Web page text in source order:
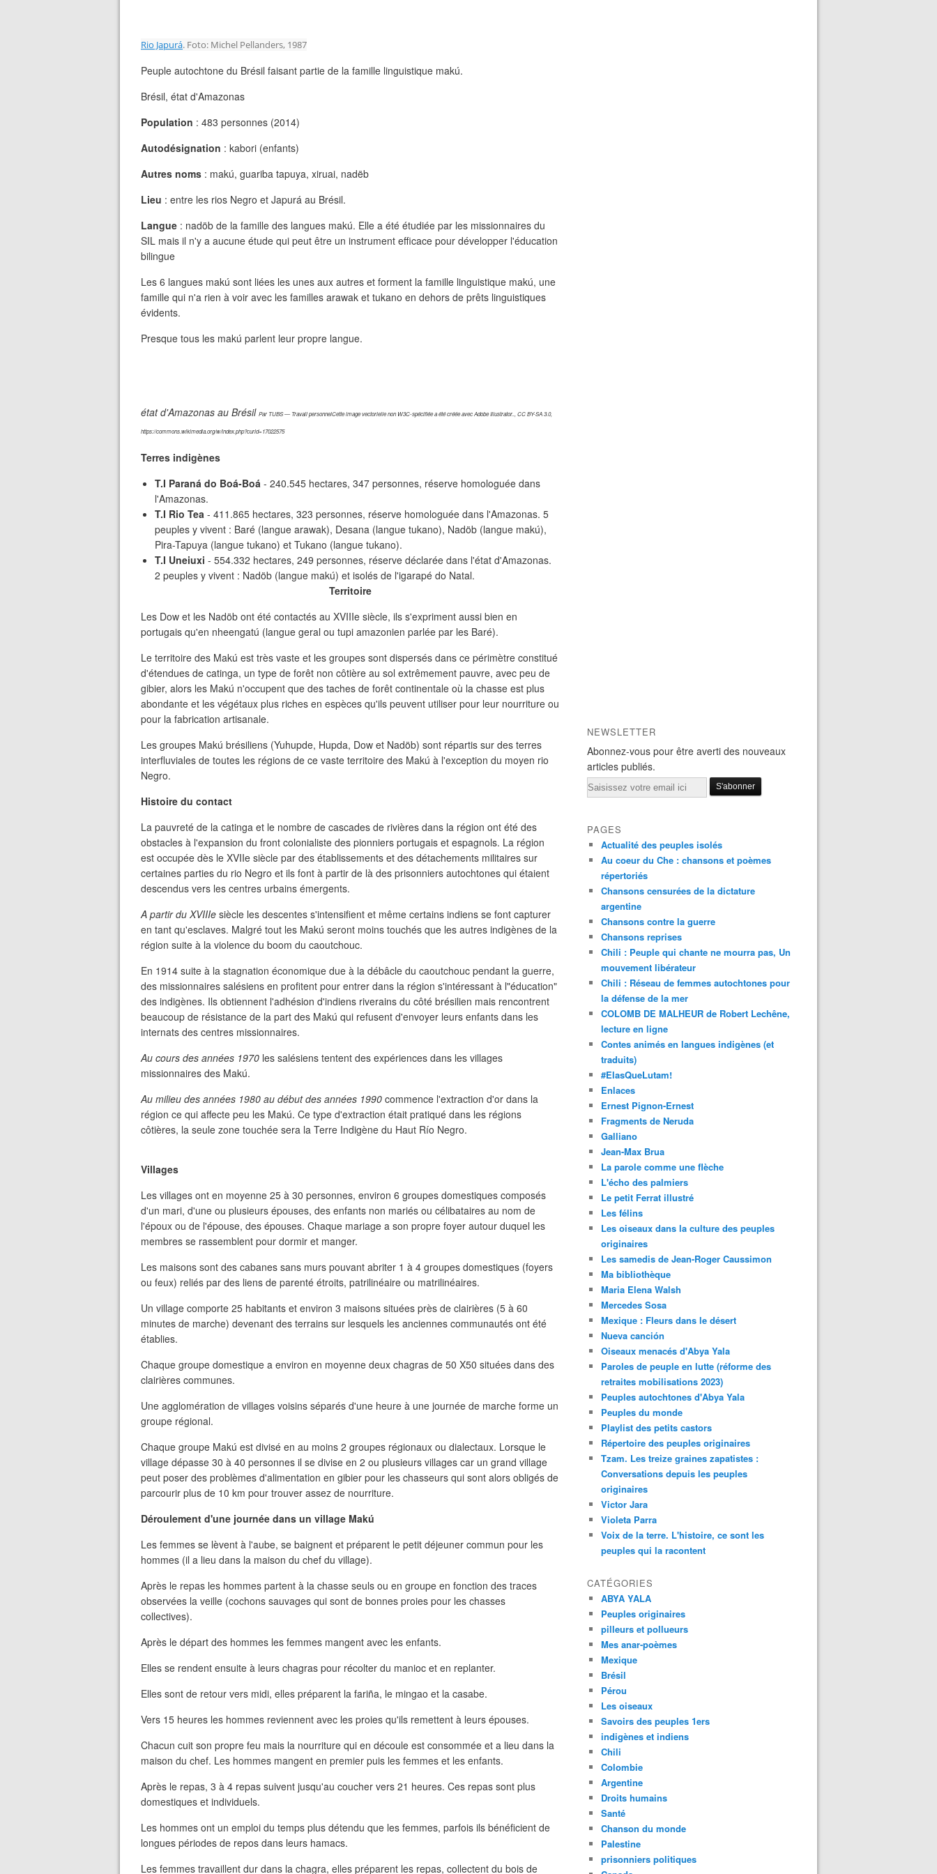
Rio Japurá. Foto: Michel Pellanders, 1987
Peuple autochtone du Brésil faisant partie de la famille linguistique makú.
Brésil, état d'Amazonas
Population : 483 personnes (2014)
Autodésignation : kabori (enfants)
Autres noms : makú, guariba tapuya, xiruai, nadëb
Lieu : entre les rios Negro et Japurá au Brésil.
Langue : nadöb de la famille des langues makú. Elle a été étudiée par les missionnaires du
SIL mais il n'y a aucune étude qui peut être un instrument efficace pour développer l'éducation
bilingue
Les 6 langues makú sont liées les unes aux autres et forment la famille linguistique makú, une
famille qui n'a rien à voir avec les familles arawak et tukano en dehors de prêts linguistiques
évidents.
Presque tous les makú parlent leur propre langue.
état d'Amazonas au Brésil Par TUBS — Travail personnelCette image vectorielle non W3C-spécifiée a été créée avec Adobe Illustrator.., CC BY-SA 3.0,
https://commons.wikimedia.org/w/index.php?curid=17022575
Terres indigènes
T.I Paraná do Boá-Boá - 240.545 hectares, 347 personnes, réserve homologuée dans
l'Amazonas.
T.I Rio Tea - 411.865 hectares, 323 personnes, réserve homologuée dans l'Amazonas. 5
peuples y vivent : Baré (langue arawak), Desana (langue tukano), Nadöb (langue makú),
Pira-Tapuya (langue tukano) et Tukano (langue tukano).
T.I Uneiuxi - 554.332 hectares, 249 personnes, réserve déclarée dans l'état d'Amazonas.
2 peuples y vivent : Nadöb (langue makú) et isolés de l'igarapé do Natal.
Territoire
Les Dow et les Nadöb ont été contactés au XVIIIe siècle, ils s'expriment aussi bien en
portugais qu'en nheengatú (langue geral ou tupi amazonien parlée par les Baré).
Le territoire des Makú est très vaste et les groupes sont dispersés dans ce périmètre constitué
d'étendues de catinga, un type de forêt non côtière au sol extrêmement pauvre, avec peu de
gibier, alors les Makú n'occupent que des taches de forêt continentale où la chasse est plus
abondante et les végétaux plus riches en espèces qu'ils peuvent utiliser pour leur nourriture ou
pour la fabrication artisanale.
Les groupes Makú brésiliens (Yuhupde, Hupda, Dow et Nadöb) sont répartis sur des terres
interfluviales de toutes les régions de ce vaste territoire des Makú à l'exception du moyen rio
Negro.
Histoire du contact
La pauvreté de la catinga et le nombre de cascades de rivières dans la région ont été des
obstacles à l'expansion du front colonialiste des pionniers portugais et espagnols. La région
est occupée dès le XVIIe siècle par des établissements et des détachements militaires sur
certaines parties du rio Negro et ils font à partir de là des prisonniers autochtones qui étaient
descendus vers les centres urbains émergents.
A partir du XVIIIe siècle les descentes s'intensifient et même certains indiens se font capturer
en tant qu'esclaves. Malgré tout les Makú seront moins touchés que les autres indigènes de la
région suite à la violence du boom du caoutchouc.
En 1914 suite à la stagnation économique due à la débâcle du caoutchouc pendant la guerre,
des missionnaires salésiens en profitent pour entrer dans la région s'intéressant à l"éducation"
des indigènes. Ils obtiennent l'adhésion d'indiens riverains du côté brésilien mais rencontrent
beaucoup de résistance de la part des Makú qui refusent d'envoyer leurs enfants dans les
internats des centres missionnaires.
Au cours des années 1970 les salésiens tentent des expériences dans les villages
missionnaires des Makú.
Au milieu des années 1980 au début des années 1990 commence l'extraction d'or dans la
région ce qui affecte peu les Makú. Ce type d'extraction était pratiqué dans les régions
côtières, la seule zone touchée sera la Terre Indigène du Haut Río Negro.
Villages
Les villages ont en moyenne 25 à 30 personnes, environ 6 groupes domestiques composés
d'un mari, d'une ou plusieurs épouses, des enfants non mariés ou célibataires au nom de
l'époux ou de l'épouse, des épouses. Chaque mariage a son propre foyer autour duquel les
membres se rassemblent pour dormir et manger.
Les maisons sont des cabanes sans murs pouvant abriter 1 à 4 groupes domestiques (foyers
ou feux) reliés par des liens de parenté étroits, patrilinéaire ou matrilinéaires.
Un village comporte 25 habitants et environ 3 maisons situées près de clairières (5 à 60
minutes de marche) devenant des terrains sur lesquels les anciennes communautés ont été
établies.
Chaque groupe domestique a environ en moyenne deux chagras de 50 X50 situées dans des
clairières communes.
Une agglomération de villages voisins séparés d'une heure à une journée de marche forme un
groupe régional.
Chaque groupe Makú est divisé en au moins 2 groupes régionaux ou dialectaux. Lorsque le
village dépasse 30 à 40 personnes il se divise en 2 ou plusieurs villages car un grand village
peut poser des problèmes d'alimentation en gibier pour les chasseurs qui sont alors obligés de
parcourir plus de 10 km pour trouver assez de nourriture.
Déroulement d'une journée dans un village Makú
Les femmes se lèvent à l'aube, se baignent et préparent le petit déjeuner commun pour les
hommes (il a lieu dans la maison du chef du village).
Après le repas les hommes partent à la chasse seuls ou en groupe en fonction des traces
observées la veille (cochons sauvages qui sont de bonnes proies pour les chasses
collectives).
Après le départ des hommes les femmes mangent avec les enfants.
Elles se rendent ensuite à leurs chagras pour récolter du manioc et en replanter.
Elles sont de retour vers midi, elles préparent la fariña, le mingao et la casabe.
Vers 15 heures les hommes reviennent avec les proies qu'ils remettent à leurs épouses.
Chacun cuit son propre feu mais la nourriture qui en découle est consommée et a lieu dans la
maison du chef. Les hommes mangent en premier puis les femmes et les enfants.
Après le repas, 3 à 4 repas suivent jusqu'au coucher vers 21 heures. Ces repas sont plus
domestiques et individuels.
Les hommes ont un emploi du temps plus détendu que les femmes, parfois ils bénéficient de
longues périodes de repos dans leurs hamacs.
Les femmes travaillent dur dans la chagra, elles préparent les repas, collectent du bois de
NEWSLETTER
Abonnez-vous pour être averti des nouveaux
articles publiés.
Email
PAGES
Actualité des peuples isolés
Au coeur du Che : chansons et poèmes
répertoriés
Chansons censurées de la dictature
argentine
Chansons contre la guerre
Chansons reprises
Chili : Peuple qui chante ne mourra pas, Un
mouvement libérateur
Chili : Réseau de femmes autochtones pour
la défense de la mer
COLOMB DE MALHEUR de Robert Lechêne,
lecture en ligne
Contes animés en langues indigènes (et
traduits)
#ElasQueLutam!
Enlaces
Ernest Pignon-Ernest
Fragments de Neruda
Galliano
Jean-Max Brua
La parole comme une flèche
L'écho des palmiers
Le petit Ferrat illustré
Les félins
Les oiseaux dans la culture des peuples
originaires
Les samedis de Jean-Roger Caussimon
Ma bibliothèque
Maria Elena Walsh
Mercedes Sosa
Mexique : Fleurs dans le désert
Nueva canción
Oiseaux menacés d'Abya Yala
Paroles de peuple en lutte (réforme des
retraites mobilisations 2023)
Peuples autochtones d'Abya Yala
Peuples du monde
Playlist des petits castors
Répertoire des peuples originaires
Tzam. Les treize graines zapatistes :
Conversations depuis les peuples
originaires
Victor Jara
Violeta Parra
Voix de la terre. L'histoire, ce sont les
peuples qui la racontent
CATÉGORIES
ABYA YALA
Peuples originaires
pilleurs et pollueurs
Mes anar-poèmes
Mexique
Brésil
Pérou
Les oiseaux
Savoirs des peuples 1ers
indigènes et indiens
Chili
Colombie
Argentine
Droits humains
Santé
Chanson du monde
Palestine
prisonniers politiques